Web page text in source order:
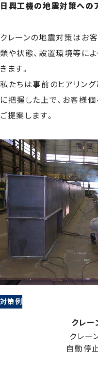
日興工機の地震対策への
クレーンの地震対策はお
類や状態、設置環境等に
きます。
私たちは事前のヒアリン
に把握した上で、お客様
ご提案します。
対策例
クレ
クレー
自動停